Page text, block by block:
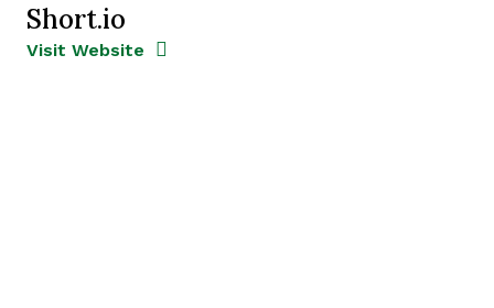
Short.io
Opens new window
Visit Website Opens New Window